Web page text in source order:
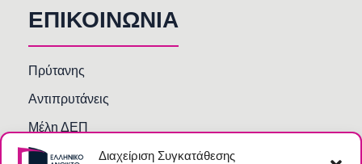
Διαχείριση Συγκατάθεσης
ΕΠΙΚΟΙΝΩΝΙΑ
Πρύτανης
Αντιπρυτάνεις
Μέλη ΔΕΠ
Τμήματα και Υπηρεσίες